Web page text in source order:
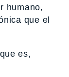
humano,
que el
es,